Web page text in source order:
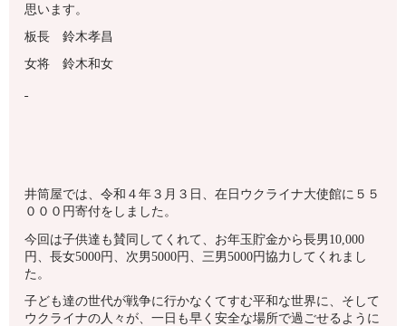
思います。
板長 鈴木孝昌
女将 鈴木和女
井筒屋では、令和４年３月３日、在日ウクライナ大使館に５５
０００円寄付をしました。
今回は子供達も賛同してくれて、お年玉貯金から長男10,000
円、長女5000円、次男5000円、三男5000円協力してくれまし
た。
子ども達の世代が戦争に行かなくてすむ平和な世界に、そして
ウクライナの人々が、一日も早く安全な場所で過ごせるように